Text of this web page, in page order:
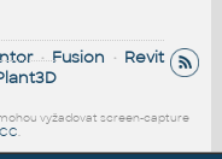
•Fusion • Revit
vyžadovat screen-capture
.